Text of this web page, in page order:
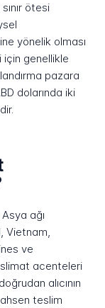
ötesi
yönelik olması
genellikle
pazara
dolarında iki
ağı
Vietnam,
ve
acenteleri
alıcının
teslim